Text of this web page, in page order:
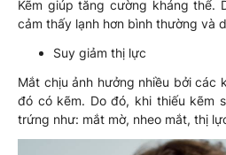
Kẽm giúp tăng cường kháng thể.
cảm thấy lạnh hơn bình thường và
Suy giảm thị lực
Mắt chịu ảnh hưởng nhiều bởi các
đó có kẽm. Do đó, khi thiếu kẽm
trứng như: mắt mờ, nheo mắt, thị